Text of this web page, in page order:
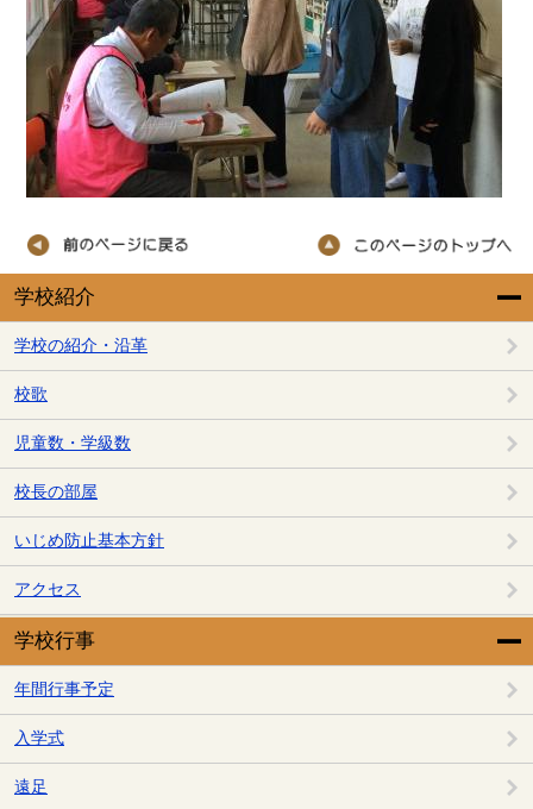
学校紹介
学校の紹介・沿革
校歌
児童数・学級数
校長の部屋
いじめ防止基本方針
アクセス
学校行事
年間行事予定
入学式
遠足